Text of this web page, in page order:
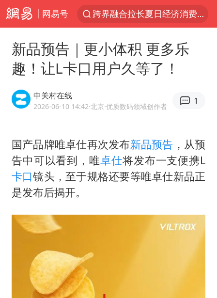
网易号
跨界融合拉长夏日经济消费链条
白海豚逼近浙闽沿海
上海暴雨红色预警
2026年7月份居民消费价格同比上涨0.5%
“伊斯兰版北约”出现
武契奇会见泽连斯基有何意图
上海大部迎大暴雨
白海豚5次眼壁置换
浙江海域将现5到8米巨浪到狂浪
方桃子代言广告视频已下架
新品预告｜更小体积 更多乐
趣！让L卡口用户久等了！
中关村在线
2026-06-10 14:42·北京·优质数码领域创作者
1
国产品牌唯卓仕再次发布新品预告 ，从预
告中可以看到，唯卓仕将发布一支便携L
卡口镜头，至于规格还要等唯卓仕新品正
是发布后揭开。